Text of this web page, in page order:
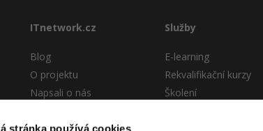
stránka používá cookies
ITnetwork.cz
Blog
O projektu
Napsali o nás
Vývoj systému
Služby
E-learning
Rekvalifikační kurzy
Školení